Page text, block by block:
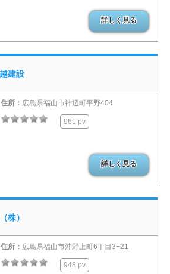
詳しく見る
建設
住所： 広島県福山市神辺町平野404
961 pv
詳しく見る
株）
住所： 広島県福山市沖野上町6丁目3−21
948 pv